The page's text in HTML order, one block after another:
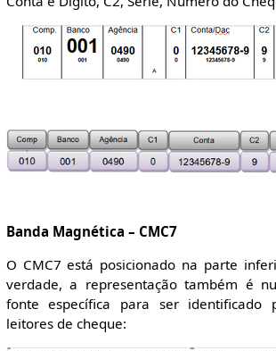
Banda Magnética – CMC7
O CMC7 está posicionado na parte
verdade, a representação também é
fonte específica para ser identificado
leitores de cheque: